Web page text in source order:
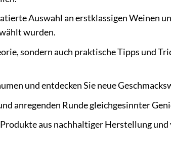
Auswahl an erstklassigen Weinen
wurden.
sondern auch praktische Tipps und
und entdecken Sie neue
anregenden Runde gleichgesinnter
aus nachhaltiger Herstellung